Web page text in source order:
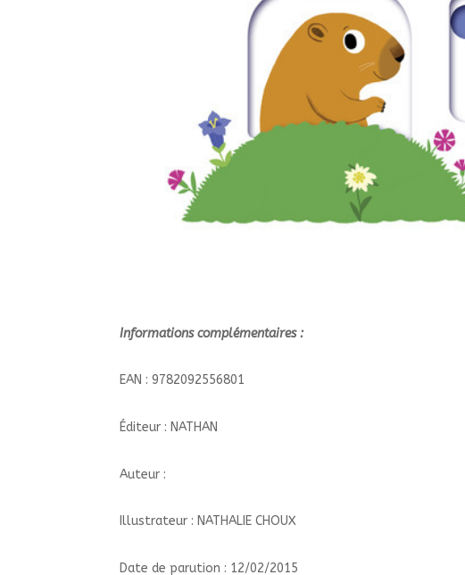
Informations complémentaires :
EAN : 9782092556801
Éditeur : NATHAN
Auteur :
Illustrateur : NATHALIE CHOUX
Date de parution : 12/02/2015